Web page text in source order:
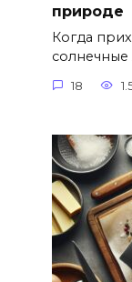
природе
Когда
солнечные
18